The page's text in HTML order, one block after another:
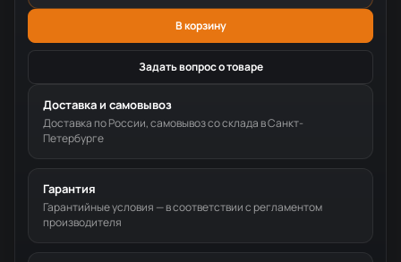
В корзину
Задать вопрос о товаре
Доставка и самовывоз
Доставка по России, самовывоз со склада в Санкт-
Петербурге
Гарантия
Гарантийные условия — в соответствии с регламентом
производителя